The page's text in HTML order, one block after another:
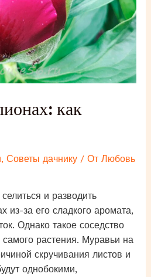
как
, Советы дачнику/ От Любовь
и разводить
из-за его сладкого аромата,
Однако такое соседство
растения. Муравьи на
скручивания листов и
однобокими,